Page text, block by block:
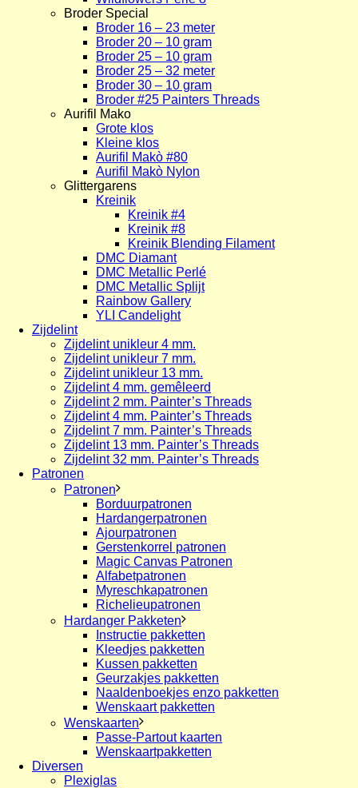
Broder Special
Broder 16 – 23 meter
Broder 20 – 10 gram
Broder 25 – 10 gram
Broder 25 – 32 meter
Broder 30 – 10 gram
Broder #25 Painters Threads
Aurifil Mako
Grote klos
Kleine klos
Aurifil Makò #80
Aurifil Makò Nylon
Glittergarens
Kreinik
Kreinik #4
Kreinik #8
Kreinik Blending Filament
DMC Diamant
DMC Metallic Perlé
DMC Metallic Splijt
Rainbow Gallery
YLI Candelight
Zijdelint
Zijdelint unikleur 4 mm.
Zijdelint unikleur 7 mm.
Zijdelint unikleur 13 mm.
Zijdelint 4 mm. gemêleerd
Zijdelint 2 mm. Painter’s Threads
Zijdelint 4 mm. Painter’s Threads
Zijdelint 7 mm. Painter’s Threads
Zijdelint 13 mm. Painter’s Threads
Zijdelint 32 mm. Painter’s Threads
Patronen
Patronen
Borduurpatronen
Hardangerpatronen
Ajourpatronen
Gerstenkorrel patronen
Magic Canvas Patronen
Alfabetpatronen
Myreschkapatronen
Richelieupatronen
Hardanger Pakketen
Instructie pakketten
Kleedjes pakketten
Kussen pakketten
Geurzakjes pakketten
Naaldenboekjes enzo pakketten
Wenskaart pakketten
Wenskaarten
Passe-Partout kaarten
Wenskaartpakketten
Diversen
Plexiglas